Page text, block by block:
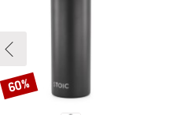
Rabatt
60%